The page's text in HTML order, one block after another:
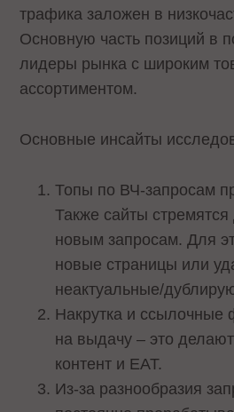
трафика заложен в
Основную часть позиций в
лидеры рынка с широким
ассортиментом.
Основные инсайты
Топы по ВЧ-запросам
Также сайты
новым запросам. Для
новые страницы или
неактуальные/
Накрутка и ссылочные
на выдачу – это
контент и ЕАТ.
Из-за разнообразия